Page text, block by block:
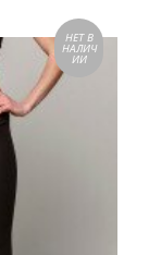
НЕТ В
НАЛИЧ
ИИ